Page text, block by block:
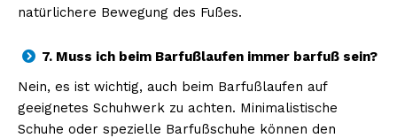
natürlichere Bewegung des Fußes.
7. Muss ich beim Barfußlaufen immer barfuß sein?
Nein, es ist wichtig, auch beim Barfußlaufen auf
geeignetes Schuhwerk zu achten. Minimalistische
Schuhe oder spezielle Barfußschuhe können den